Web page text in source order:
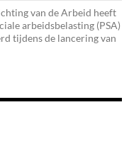
van de Arbeid heeft
arbeidsbelasting (PSA)
tijdens de lancering van